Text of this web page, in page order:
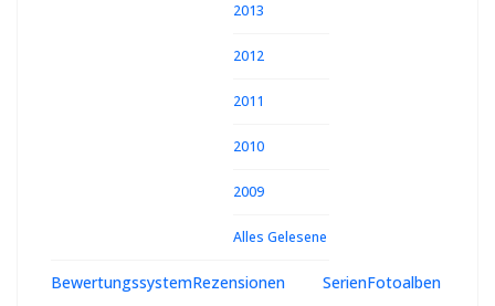
2013
2012
2011
2010
2009
Alles Gelesene
BewertungssystemRezensionen SerienFotoalben